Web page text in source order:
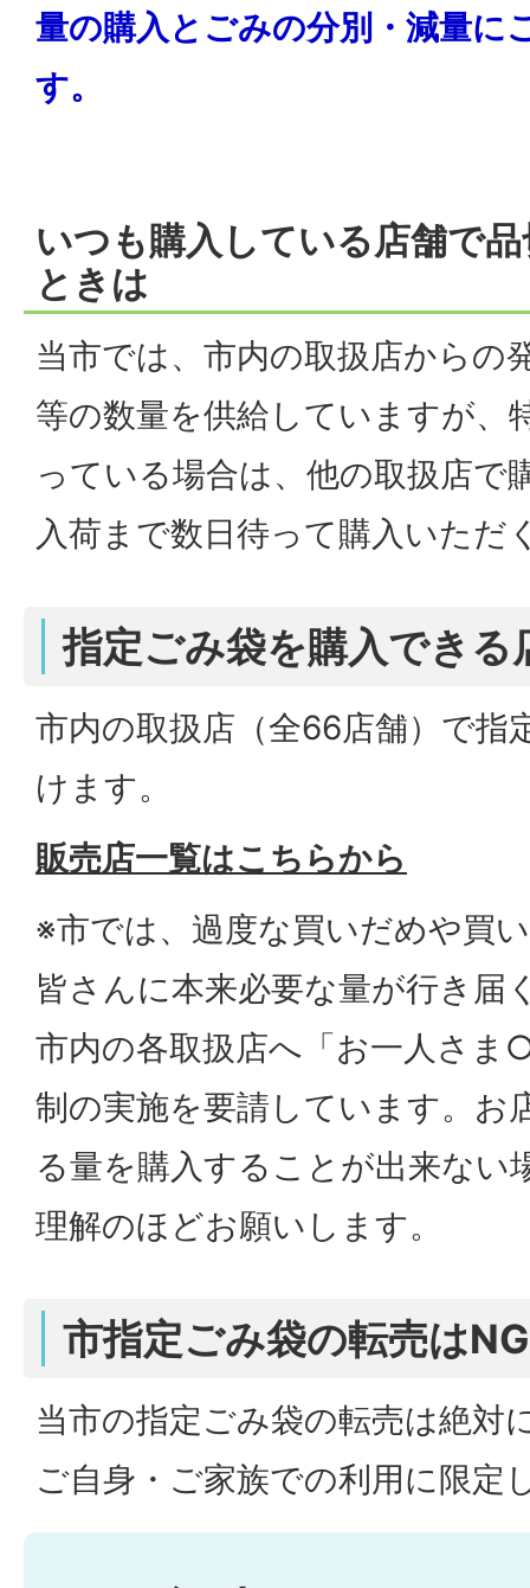
量の購入とごみの分別・減量に
す。
いつも購入している店舗で
ときは
当市では、市内の取扱店からの
等の数量を供給していますが、
っている場合は、他の取扱店で
入荷まで数日待って購入いただ
指定ごみ袋を購入できる
市内の取扱店（全66店舗）で指
けます。
販売店一覧はこちらから
※市では、過度な買いだめや買
皆さんに本来必要な量が行き届
市内の各取扱店へ「お一人さま
制の実施を要請しています。お
る量を購入することが出来ない
理解のほどお願いします。
市指定ごみ袋の転売は
当市の指定ごみ袋の転売は絶対
ご自身・ご家族での利用に限定